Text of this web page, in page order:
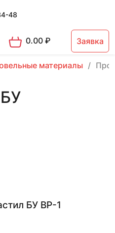
48
0.00₽ Заявка
материалы
БУ ВР-1